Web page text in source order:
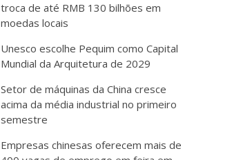
troca de até RMB 130 bilhões em
moedas locais
Unesco escolhe Pequim como Capital
Mundial da Arquitetura de 2029
Setor de máquinas da China cresce
acima da média industrial no primeiro
semestre
Empresas chinesas oferecem mais de